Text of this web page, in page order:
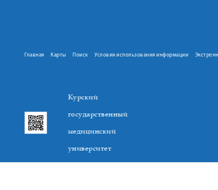
Главная Карты Поиск Условия использования информации
Курский
государственный
медицинский
университет